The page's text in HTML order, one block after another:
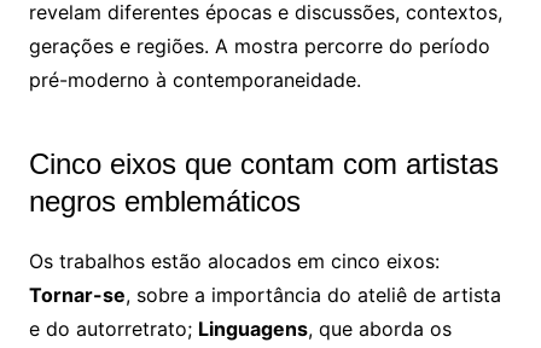
revelam diferentes épocas e discussões, contextos,
gerações e regiões. A mostra percorre do período
pré-moderno à contemporaneidade.
Cinco eixos que contam com artistas
negros emblemáticos
Os trabalhos estão alocados em cinco eixos:
Tornar-se, sobre a importância do ateliê de artista
e do autorretrato; Linguagens, que aborda os